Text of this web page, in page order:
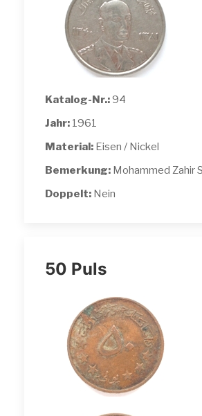
Katalog-Nr.:94
Jahr: 1961
Material: Eisen / Nickel
Bemerkung: Mohammed Zahir
Doppelt: Nein
50 Puls